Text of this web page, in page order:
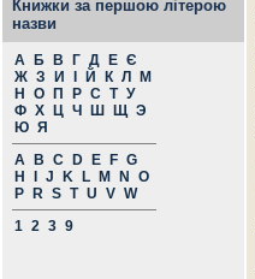
Книжки за першою літерою
назви
А Б В Г Д Е Є
Ж З И Й К Л
М
Н
О П Р С Т У
Ф Х Ц Ч Ш Щ Э
Ю Я
A
B C D E F G
H
J K L M N
O
P
R S T U V W
1 2 3 9